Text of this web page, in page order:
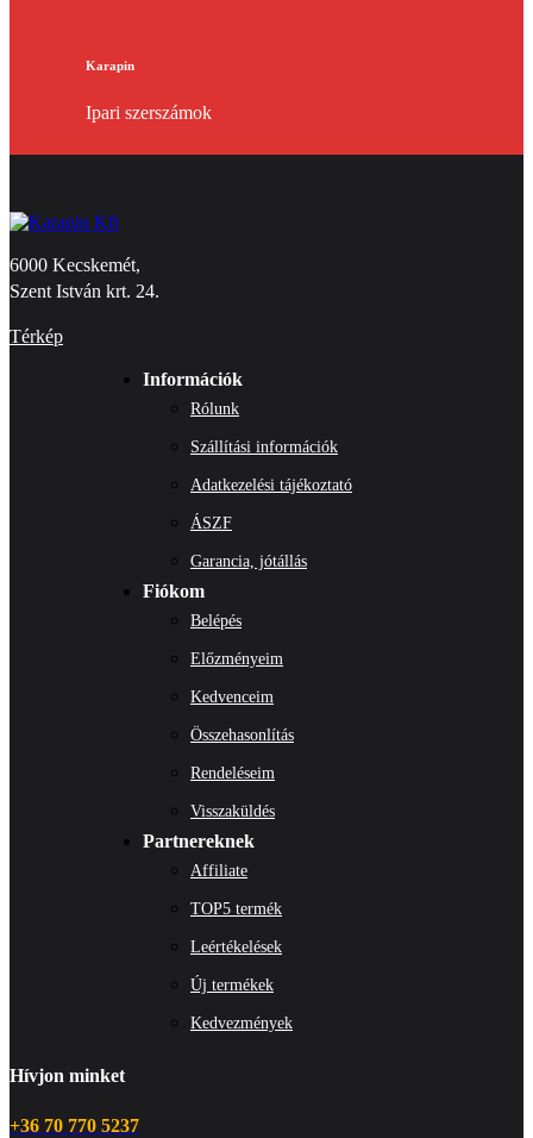
Karapin
Ipari szerszámok
6000 Kecskemét,
Szent István krt. 24.
Térkép
Információk
Rólunk
Szállítási információk
Adatkezelési tájékoztató
ÁSZF
Garancia, jótállás
Fiókom
Belépés
Előzményeim
Kedvenceim
Összehasonlítás
Rendeléseim
Visszaküldés
Partnereknek
Affiliate
TOP5 termék
Leértékelések
Új termékek
Kedvezmények
Hívjon minket
+36 70 770 5237